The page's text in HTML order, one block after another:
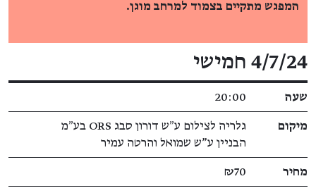
המפגש מתקיים בצמוד למרחב מוגן.
פרטי האירוע
4/7/24 חמישי
שעה 20:00
מיקום
גלריה לצילום ע״ש דורון סבג ORS בע״מ
הבניין ע"ש שמואל והרטה עמיר
מחיר ₪70